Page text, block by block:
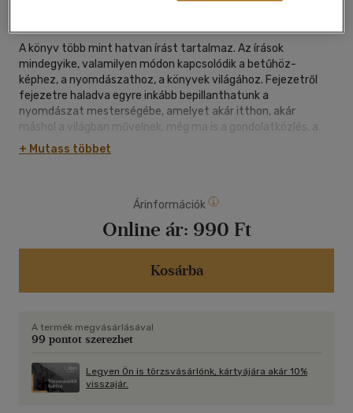
A könyv több mint hatvan írást tartalmaz. Az írások
mindegyike, valamilyen módon kapcsolódik a betűhöz-
képhez, a nyomdászathoz, a könyvek világához. Fejezetről
fejezetre haladva egyre inkább bepillanthatunk a
nyomdászat mesterségébe, amelyet akár itthon, akár
máshol a világban művelnek, még ma is a gondolatközlés, a
gondolatrögzítés egyik fő eszköze. A címadó írás még az
ezerkilencszázhetvenes évek elején született, amikor a
betűvel, a szakmával kétféle vonatkozásban is. Ma ez a
kettősség - a nyomdászat és a kiadói-szerkesztőségi világ -
meghatározó dolog életében. Rendszeresen lejegyzi
gondolatait, könyvet, verset ír, kalendáriumot, újságot és más
kiadványokat szerkeszt. Saját szellemi vállalkozása van.
+ Mutass többet
Árinformációk
Online ár: 990 Ft
Kosárba
A termék megvásárlásával
99 pontot szerezhet
Legyen Ön is törzsvásárlónk, kártyájára akár 10%
visszajár.